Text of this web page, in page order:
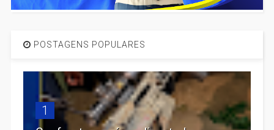
POSTAGENS POPULARES
1